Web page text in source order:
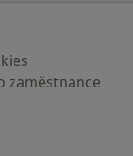
zaměstnance